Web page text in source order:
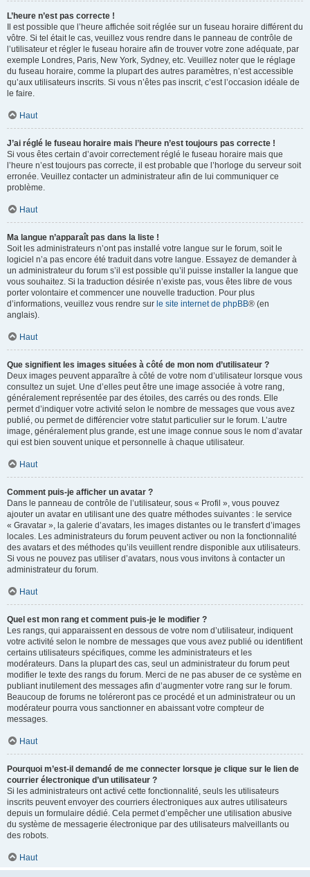
L’heure n’est pas correcte !
Il est possible que l’heure affichée soit réglée sur un fuseau horaire différent du
vôtre. Si tel était le cas, veuillez vous rendre dans le panneau de contrôle de
l’utilisateur et régler le fuseau horaire afin de trouver votre zone adéquate, par
exemple Londres, Paris, New York, Sydney, etc. Veuillez noter que le réglage
du fuseau horaire, comme la plupart des autres paramètres, n’est accessible
qu’aux utilisateurs inscrits. Si vous n’êtes pas inscrit, c’est l’occasion idéale de
le faire.
Haut
J’ai réglé le fuseau horaire mais l’heure n’est toujours pas correcte !
Si vous êtes certain d’avoir correctement réglé le fuseau horaire mais que
l’heure n’est toujours pas correcte, il est probable que l’horloge du serveur soit
erronée. Veuillez contacter un administrateur afin de lui communiquer ce
problème.
Haut
Ma langue n’apparaît pas dans la liste !
Soit les administrateurs n’ont pas installé votre langue sur le forum, soit le
logiciel n’a pas encore été traduit dans votre langue. Essayez de demander à
un administrateur du forum s’il est possible qu’il puisse installer la langue que
vous souhaitez. Si la traduction désirée n’existe pas, vous êtes libre de vous
porter volontaire et commencer une nouvelle traduction. Pour plus
d’informations, veuillez vous rendre sur le site internet de phpBB® (en
anglais).
Haut
Que signifient les images situées à côté de mon nom d’utilisateur ?
Deux images peuvent apparaître à côté de votre nom d’utilisateur lorsque vous
consultez un sujet. Une d’elles peut être une image associée à votre rang,
généralement représentée par des étoiles, des carrés ou des ronds. Elle
permet d’indiquer votre activité selon le nombre de messages que vous avez
publié, ou permet de différencier votre statut particulier sur le forum. L’autre
image, généralement plus grande, est une image connue sous le nom d’avatar
qui est bien souvent unique et personnelle à chaque utilisateur.
Haut
Comment puis-je afficher un avatar ?
Dans le panneau de contrôle de l’utilisateur, sous « Profil », vous pouvez
ajouter un avatar en utilisant une des quatre méthodes suivantes : le service
« Gravatar », la galerie d’avatars, les images distantes ou le transfert d’images
locales. Les administrateurs du forum peuvent activer ou non la fonctionnalité
des avatars et des méthodes qu’ils veuillent rendre disponible aux utilisateurs.
Si vous ne pouvez pas utiliser d’avatars, nous vous invitons à contacter un
administrateur du forum.
Haut
Quel est mon rang et comment puis-je le modifier ?
Les rangs, qui apparaissent en dessous de votre nom d’utilisateur, indiquent
votre activité selon le nombre de messages que vous avez publié ou identifient
certains utilisateurs spécifiques, comme les administrateurs et les
modérateurs. Dans la plupart des cas, seul un administrateur du forum peut
modifier le texte des rangs du forum. Merci de ne pas abuser de ce système en
publiant inutilement des messages afin d’augmenter votre rang sur le forum.
Beaucoup de forums ne toléreront pas ce procédé et un administrateur ou un
modérateur pourra vous sanctionner en abaissant votre compteur de
messages.
Haut
Pourquoi m’est-il demandé de me connecter lorsque je clique sur le lien de
courrier électronique d’un utilisateur ?
Si les administrateurs ont activé cette fonctionnalité, seuls les utilisateurs
inscrits peuvent envoyer des courriers électroniques aux autres utilisateurs
depuis un formulaire dédié. Cela permet d’empêcher une utilisation abusive
du système de messagerie électronique par des utilisateurs malveillants ou
des robots.
Haut